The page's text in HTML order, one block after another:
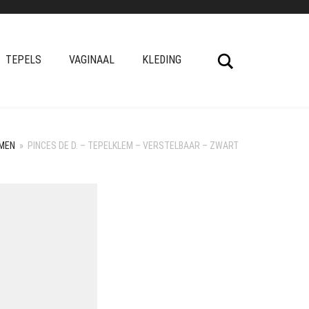
TEPELS VAGINAAL KLEDING
» PINCES DE D. – TEPELKLEM – VERSTELBAAR – ZWART